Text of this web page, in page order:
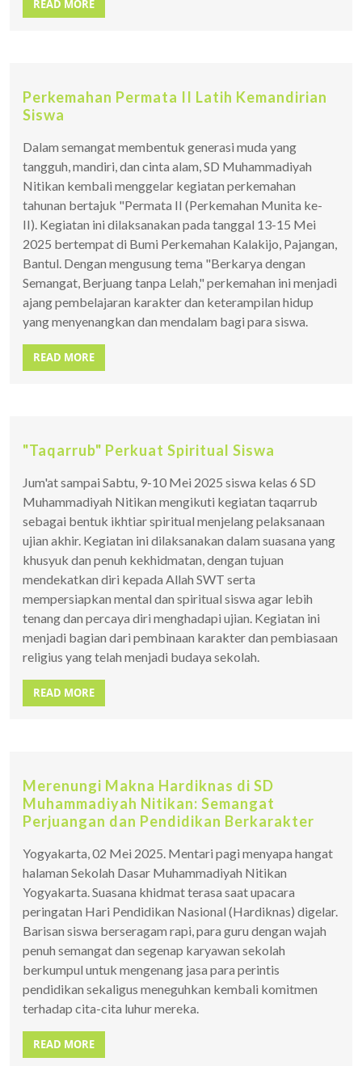
READ MORE
Perkemahan Permata II Latih Kemandirian
Siswa
Dalam semangat membentuk generasi muda yang
tangguh, mandiri, dan cinta alam, SD Muhammadiyah
Nitikan kembali menggelar kegiatan perkemahan
tahunan bertajuk "Permata II (Perkemahan Munita ke-
II). Kegiatan ini dilaksanakan pada tanggal 13-15 Mei
2025 bertempat di Bumi Perkemahan Kalakijo, Pajangan,
Bantul. Dengan mengusung tema "Berkarya dengan
Semangat, Berjuang tanpa Lelah," perkemahan ini menjadi
ajang pembelajaran karakter dan keterampilan hidup
yang menyenangkan dan mendalam bagi para siswa.
READ MORE
"Taqarrub" Perkuat Spiritual Siswa
Jum'at sampai Sabtu, 9-10 Mei 2025 siswa kelas 6 SD
Muhammadiyah Nitikan mengikuti kegiatan taqarrub
sebagai bentuk ikhtiar spiritual menjelang pelaksanaan
ujian akhir. Kegiatan ini dilaksanakan dalam suasana yang
khusyuk dan penuh kekhidmatan, dengan tujuan
mendekatkan diri kepada Allah SWT serta
mempersiapkan mental dan spiritual siswa agar lebih
tenang dan percaya diri menghadapi ujian. Kegiatan ini
menjadi bagian dari pembinaan karakter dan pembiasaan
religius yang telah menjadi budaya sekolah.
READ MORE
Merenungi Makna Hardiknas di SD
Muhammadiyah Nitikan: Semangat
Perjuangan dan Pendidikan Berkarakter
Yogyakarta, 02 Mei 2025. Mentari pagi menyapa hangat
halaman Sekolah Dasar Muhammadiyah Nitikan
Yogyakarta. Suasana khidmat terasa saat upacara
peringatan Hari Pendidikan Nasional (Hardiknas) digelar.
Barisan siswa berseragam rapi, para guru dengan wajah
penuh semangat dan segenap karyawan sekolah
berkumpul untuk mengenang jasa para perintis
pendidikan sekaligus meneguhkan kembali komitmen
terhadap cita-cita luhur mereka.
READ MORE